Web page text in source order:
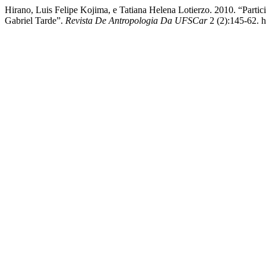
Hirano, Luis Felipe Kojima, e Tatiana Helena Lotierzo. 2010.
Gabriel Tarde”. Revista De Antropologia Da UFSCar2 (2):145-62.